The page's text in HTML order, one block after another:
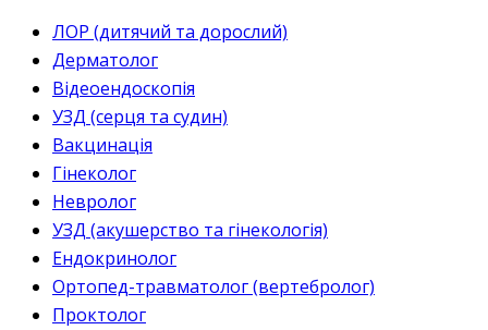
ЛОР (дитячий та дорослий)
Дерматолог
Відеоендоскопія
УЗД (серця та судин)
Вакцинація
Гінеколог
Невролог
УЗД (акушерство та гінекологія)
Ендокринолог
Ортопед-травматолог (вертебролог)
Проктолог